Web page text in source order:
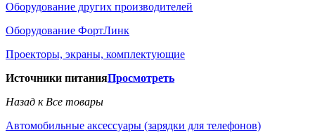
Оборудование других производителей
Оборудование ФортЛинк
Проекторы, экраны, комплектующие
Источники питанияПросмотреть
Назад к Все товары
Автомобильные аксессуары (зарядки для телефонов)